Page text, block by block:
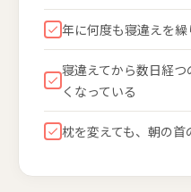
年に何度も寝違えを繰
寝違えてから数日経
くなっている
枕を変えても、朝の